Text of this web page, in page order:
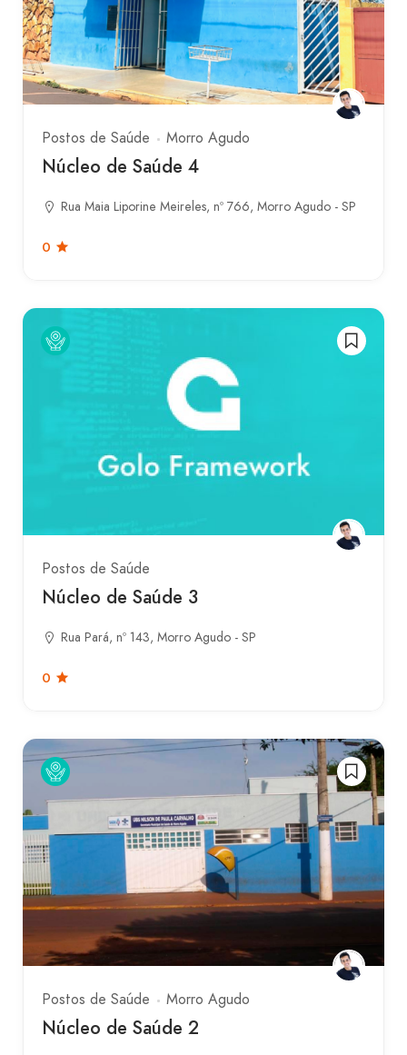
Postos de Saúde Morro Agudo
Núcleo de Saúde 4
Rua Maia Liporine Meireles, nº 766, Morro Agudo - SP
0
Postos de Saúde
Núcleo de Saúde 3
Rua Pará, nº 143, Morro Agudo - SP
0
Postos de Saúde Morro Agudo
Núcleo de Saúde 2